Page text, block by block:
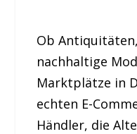
Ob
nachhaltige
Marktplätze in
echten E-
Händler, die